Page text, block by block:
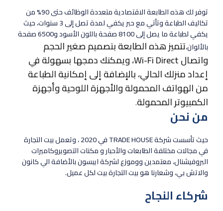
توفر لك هذه الطابعة الاقتصادية متعددة الوظائف حتى 90% من
تكاليف الطباعة وتأتي مع حبر يكفي لمدة تصل إلى 3 سنوات، حيث
يكفي لطباعة ما يصل إلى 8100 صفحة باللون الأسود و6500 صفحة
بالألوان،تتميز هذه الطابعة بتصميم صغير الحجم
واتصال Wi-Fi Direct، ويمكنك دمجها بسهولة في
إعداد منزلك الحالي، بالإضافة إلى إمكانية الطباعة
من الهواتف المحمولة والأجهزة اللوحية وأجهزة
الكمبيوتر المحمولة.
من نحن
حيث تأسست شركة TRADE HOUSE في 2020 ، وتعمل بيت التجارة
في مجالات مختلفة الطابعات والأحبار و مكنات التصويروكاميرات
البروفيشنال، معتمدين ووموزع لشركة ايبسون بالأضافة الي كانون
والاتش بي، وشعارنا هو بيت التجارة بيت لكل عميل.
شركاء النجاح